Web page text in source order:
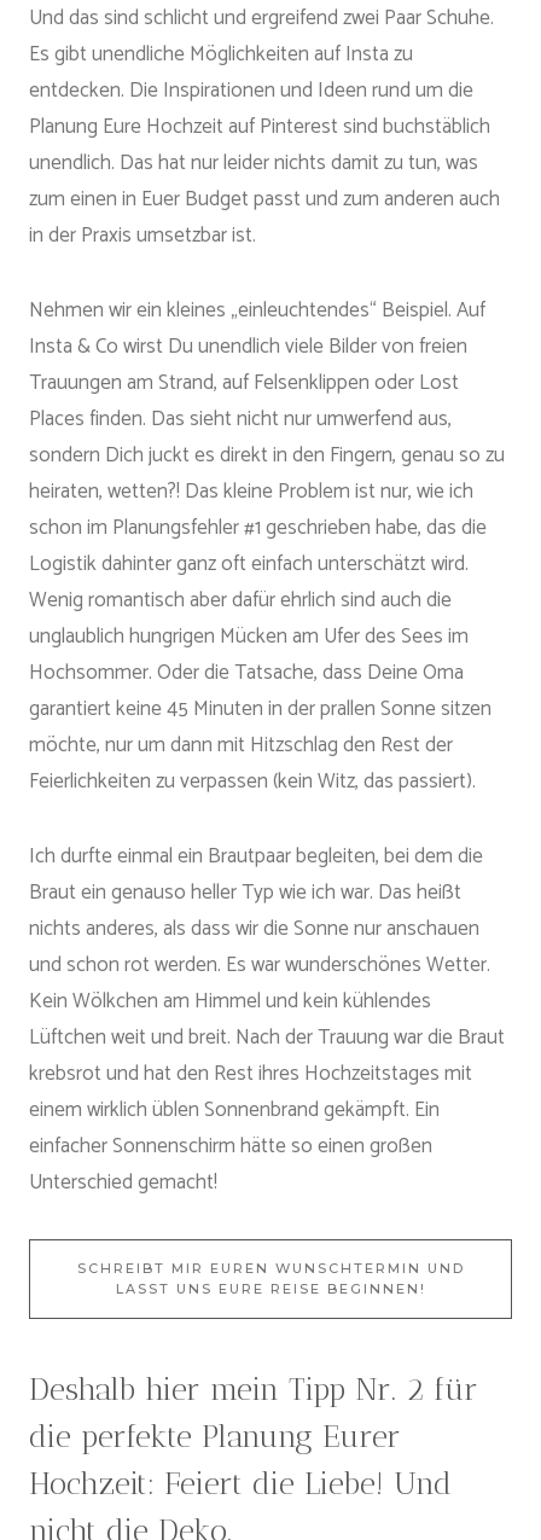
Und das sind schlicht und ergreifend zwei Paar Schuhe.
Es gibt unendliche Möglichkeiten auf Insta zu
entdecken. Die Inspirationen und Ideen rund um die
Planung Eure Hochzeit auf Pinterest sind buchstäblich
unendlich. Das hat nur leider nichts damit zu tun, was
zum einen in Euer Budget passt und zum anderen auch
in der Praxis umsetzbar ist.
Nehmen wir ein kleines „einleuchtendes“ Beispiel. Auf
Insta & Co wirst Du unendlich viele Bilder von freien
Trauungen am Strand, auf Felsenklippen oder Lost
Places finden. Das sieht nicht nur umwerfend aus,
sondern Dich juckt es direkt in den Fingern, genau so zu
heiraten, wetten?! Das kleine Problem ist nur, wie ich
schon im Planungsfehler #1 geschrieben habe, das die
Logistik dahinter ganz oft einfach unterschätzt wird.
Wenig romantisch aber dafür ehrlich sind auch die
unglaublich hungrigen Mücken am Ufer des Sees im
Hochsommer. Oder die Tatsache, dass Deine Oma
garantiert keine 45 Minuten in der prallen Sonne sitzen
möchte, nur um dann mit Hitzschlag den Rest der
Feierlichkeiten zu verpassen (kein Witz, das passiert).
Ich durfte einmal ein Brautpaar begleiten, bei dem die
Braut ein genauso heller Typ wie ich war. Das heißt
nichts anderes, als dass wir die Sonne nur anschauen
und schon rot werden. Es war wunderschönes Wetter.
Kein Wölkchen am Himmel und kein kühlendes
Lüftchen weit und breit. Nach der Trauung war die Braut
krebsrot und hat den Rest ihres Hochzeitstages mit
einem wirklich üblen Sonnenbrand gekämpft. Ein
einfacher Sonnenschirm hätte so einen großen
Unterschied gemacht!
SCHREIBT MIR EUREN WUNSCHTERMIN UND
LASST UNS EURE REISE BEGINNEN!
Deshalb hier mein Tipp Nr. 2 für
die perfekte Planung Eurer
Hochzeit: Feiert die Liebe! Und
nicht die Deko.